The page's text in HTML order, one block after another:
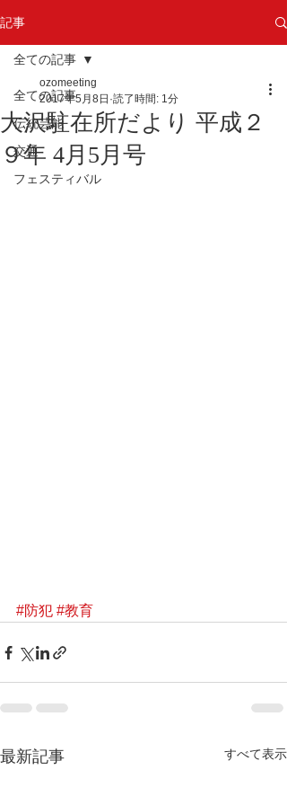
記事
全ての記事
伝統芸能
交通
フェスティバル
全ての記事
大沢駐在所だより 平成２
９年 4月5月号
ozomeeting
2017年5月8日 読了時間: 1分
#防犯 #教育
最新記事 すべて表示